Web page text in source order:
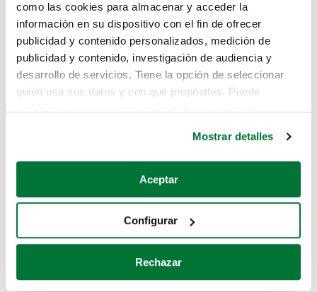
como las cookies para almacenar y acceder la
información en su dispositivo con el fin de ofrecer
publicidad y contenido personalizados, medición de
publicidad y contenido, investigación de audiencia y
desarrollo de servicios. Tiene la opción de seleccionar
quién usa sus datos y con qué propósitos. Puede
Si lo permite, también quisiéramos:
Recopilar información sobre su ubicación geográfica
Identificar su dispositivo analizándolo activamente
para buscar características específicas (huellas
Obtenga más información sobre cómo se procesan sus
Mostrar detalles
Aceptar
Configurar
Rechazar
Lo sentimos, no sabemos como
te hemos traido hasta aquí.
Pero puedes encontrar el coche que estás
buscando en alguno de estos enlaces:
Coches de segunda mano
Coches de km0